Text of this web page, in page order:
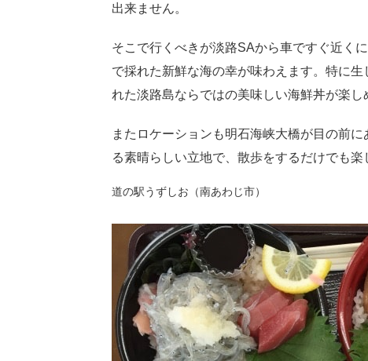
出来ません。
そこで行くべきが淡路SAから車ですぐ近く
で採れた新鮮な海の幸が味わえます。特に
れた淡路島ならではの美味しい海鮮丼が楽し
またロケーションも明石海峡大橋が目の前
る素晴らしい立地で、散歩をするだけでも楽
道の駅うずしお（南あわじ市）